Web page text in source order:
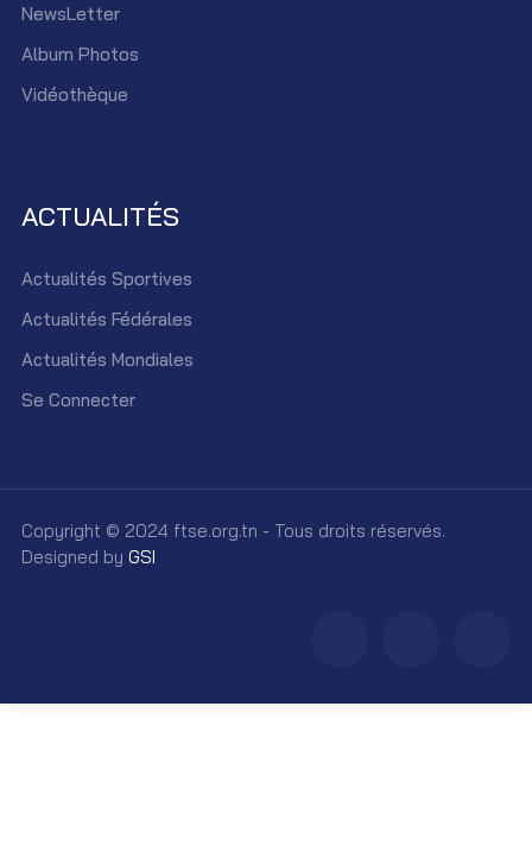
NewsLetter
Album Photos
Vidéothèque
ACTUALITÉS
Actualités Sportives
Actualités Fédérales
Actualités Mondiales
Se Connecter
Copyright © 2024 ftse.org.tn - Tous droits réservés.
Designed by GSI